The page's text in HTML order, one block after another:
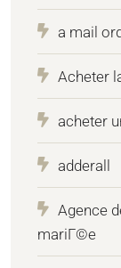
a mail
Acheter
acheter
adderall
Agence
mariГ©e